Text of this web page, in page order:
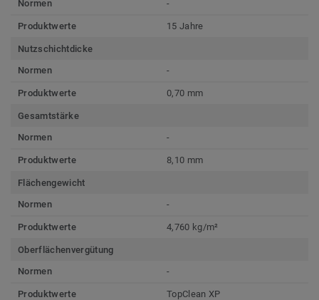
Normen
-
Produktwerte 15 Jahre
Nutzschichtdicke
Normen
-
Produktwerte 0,70 mm
Gesamtstärke
Normen
-
Produktwerte 8,10 mm
Flächengewicht
Normen
-
Produktwerte 4,760 kg/m²
Oberflächenvergütung
Normen
-
Produktwerte TopClean XP